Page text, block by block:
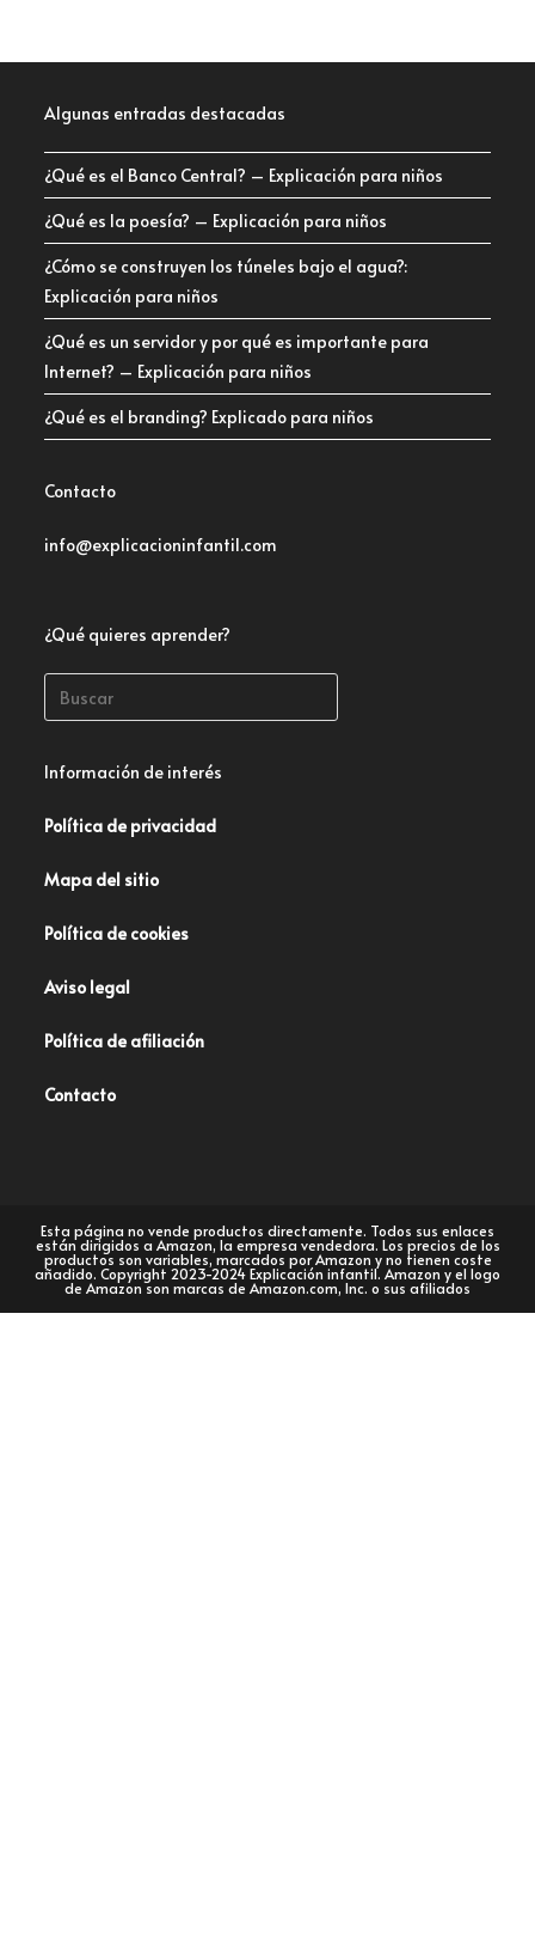
Algunas entradas destacadas
¿Qué es el Banco Central? – Explicación para niños
¿Qué es la poesía? – Explicación para niños
¿Cómo se construyen los túneles bajo el agua?:
Explicación para niños
¿Qué es un servidor y por qué es importante para
Internet? – Explicación para niños
¿Qué es el branding? Explicado para niños
Contacto
info@explicacioninfantil.com
¿Qué quieres aprender?
Información de interés
Política de privacidad
Mapa del sitio
Política de cookies
Aviso legal
Política de afiliación
Contacto
Esta página no vende productos directamente. Todos sus enlaces
están dirigidos a Amazon, la empresa vendedora. Los precios de los
productos son variables, marcados por Amazon y no tienen coste
añadido. Copyright 2023-2024 Explicación infantil. Amazon y el logo
de Amazon son marcas de Amazon.com, Inc. o sus afiliados